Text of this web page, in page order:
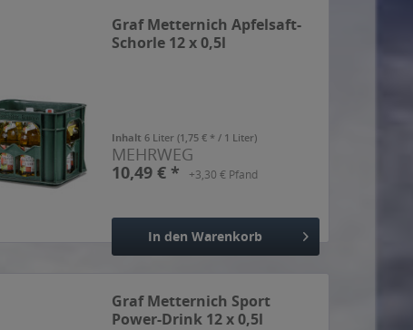
Graf Metternich Apfelsaft-
Schorle 12 x 0,5l
Inhalt6 Liter(1,75 € * / 1 Liter)
MEHRWEG
10,49 € *
+3,30 € Pfand
In den Warenkorb
Graf Metternich Sport
Power-Drink 12 x 0,5l